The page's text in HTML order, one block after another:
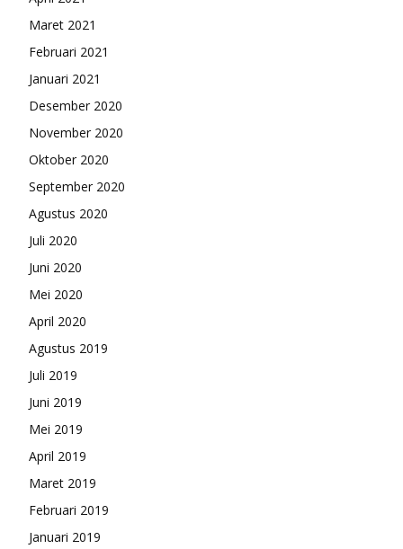
Maret 2021
Februari 2021
Januari 2021
Desember 2020
November 2020
Oktober 2020
September 2020
Agustus 2020
Juli 2020
Juni 2020
Mei 2020
April 2020
Agustus 2019
Juli 2019
Juni 2019
Mei 2019
April 2019
Maret 2019
Februari 2019
Januari 2019